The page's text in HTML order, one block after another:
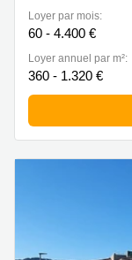
Loyer par mois:
60 - 4.400 €
Loyer annuel par m²:
360 - 1.320 €